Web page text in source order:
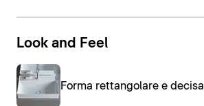
Look and Feel
Forma rettangolare e decisa